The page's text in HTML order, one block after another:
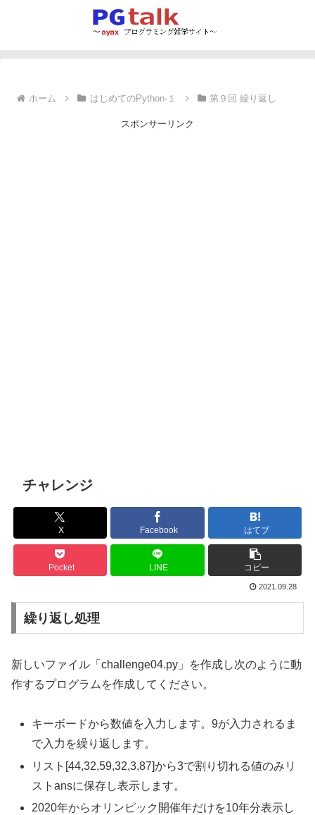
ホーム はじめてのPython-１ 第９回 繰り返し
スポンサーリンク
チャレンジ
X Facebook はてブ
Pocket LINE コピー
2021.09.28
繰り返し処理
新しいファイル「challenge04.py」を作成し次のように動
作するプログラムを作成してください。
キーボードから数値を入力します。9が入力されるま
で入力を繰り返します。
リスト[44,32,59,32,3,87]から3で割り切れる値のみリ
ストansに保存し表示します。
2020年からオリンピック開催年だけを10年分表示し